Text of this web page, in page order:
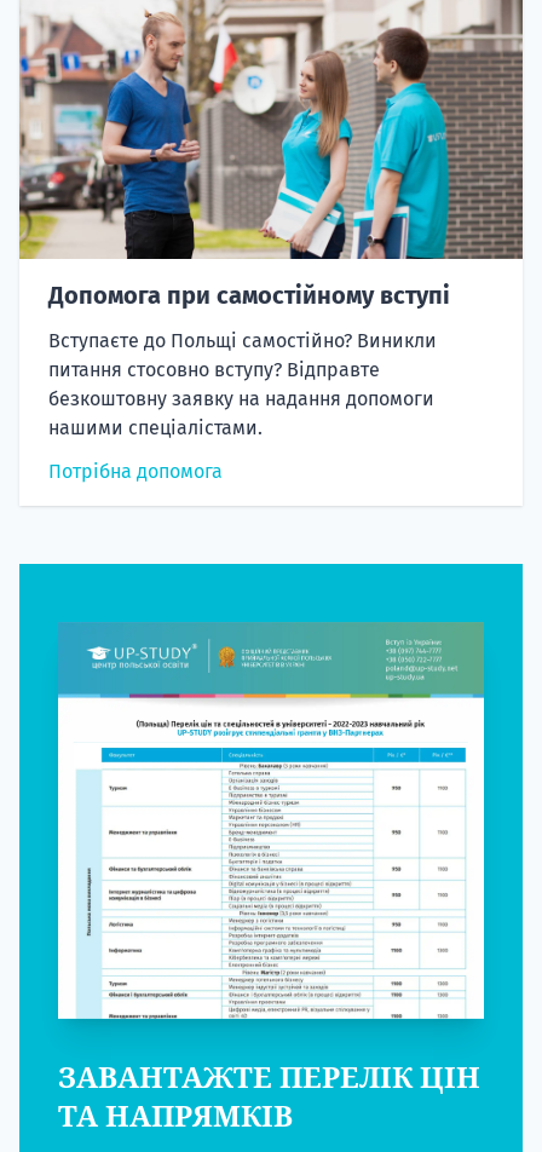
Допомога при самостійному вступі
Вступаєте до Польщі самостійно? Виникли
питання стосовно вступу? Відправте
безкоштовну заявку на надання допомоги
нашими спеціалістами.
Потрібна допомога
ЗАВАНТАЖТЕ ПЕРЕЛІК ЦІН
ТА НАПРЯМКІВ